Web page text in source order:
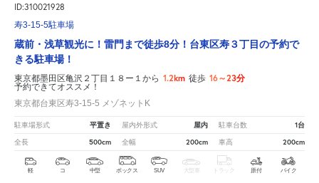
ID:310021928
寿3-15-5駐車場
蔵前・浅草観光に！雷門まで徒歩8分！台東区寿３丁目の予約で
きる駐車場！
東京都墨田区亀沢２丁目１８ー１から 1.2km 徒歩 16～23分
予約できてオススメ！
東京都台東区寿3-15-5 メゾネットK
駐車場形式 平置き 屋内外形式 屋内 駐車台数 1台
全長 500cm 全幅 200cm 車高 200cm
軽 コ 中型 ボックス SUV 大型車 トラック 原付 バイク